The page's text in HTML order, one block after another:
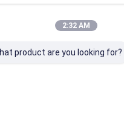
2:32 AM
product are you looking for?